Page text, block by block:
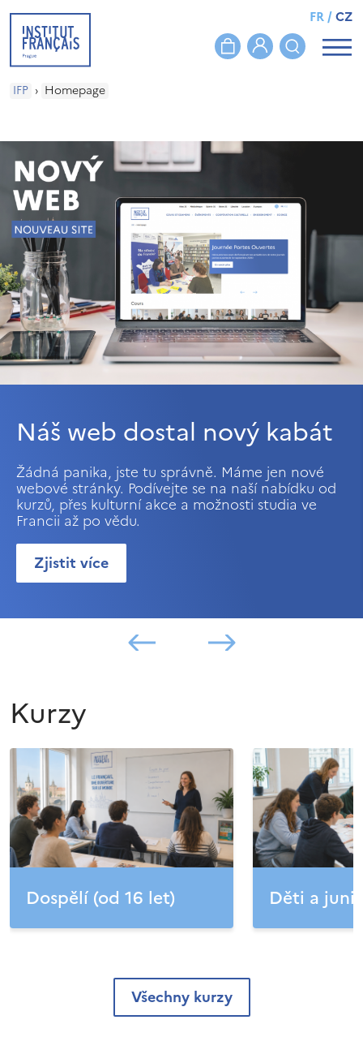
FR/CZ
IFP › Homepage
Náš web dostal nový kabát
Žádná panika, jste tu správně. Máme jen nové
webové stránky. Podívejte se na naší nabídku od
kurzů, přes kulturní akce a možnosti studia ve
Francii až po vědu.
Zjistit více
Kurzy
Dospělí (od 16 let) Děti a
Všechny kurzy